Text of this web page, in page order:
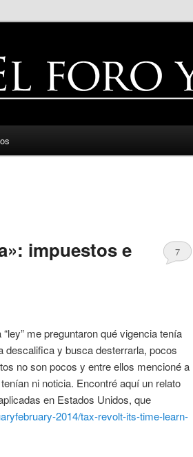
impuestos e
7
me preguntaron qué vigencia tenía
descalifica y busca desterrarla, pocos
no son pocos y entre ellos mencioné a
ni noticia. Encontré aquí un relato
en Estados Unidos, que
2014/tax-revolt-its-time-learn-